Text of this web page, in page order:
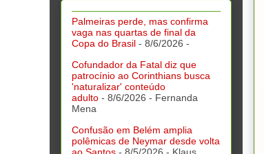
Palmeiras perde, mas confirma
vaga nas quartas de final da
Copa do Brasil - 8/6/2026 -
Cofundador da Fatal diz que
patrocínio ao Corinthians busca
'naturalizar' conteúdo
adulto - 8/6/2026 - Fernanda
Mena
Confusão em Belém amplia
polêmicas de Neymar desde volta